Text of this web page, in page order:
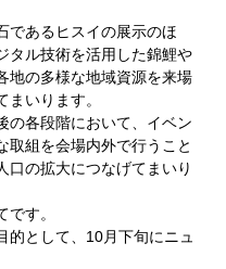
あるヒスイの展示のほ
タル技術を活用した錦鯉や
地の多様な地域資源を来場
いります。
各段階において、イベン
取組を会場内外で行うこと
口の拡大につなげてまいり
す。
として、10月下旬にニュ